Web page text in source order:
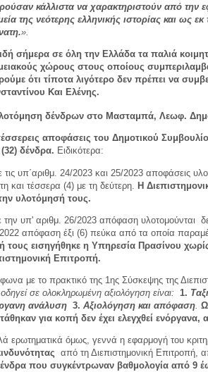
κάλλιστα να χαρακτηριστούν από την
της νεότερης ελληνικής ιστορίας και ως
».
σήμερα σε όλη την Ελλάδα τα παλιά
χώρους στους οποίους
ότι τίποτα λιγότερο δεν πρέπει να
Και Ελένης.
δένδρων στο Μασταμπά, Λεωφ.
αποφάσεις του Δημοτικού
δένδρα. Ειδικότερα:
τις υπ΄αριθμ. 24/2023 και 25/2023 αποφάσεις
και τέσσερα (4) με τη δεύτερη. Η
υλοτόμησή τους.
την υπ' αριθμ. 26/2023 απόφαση υλοτομούνται
απόφαση έξι (6) πεύκα από τα οποία
τους εισηγήθηκε η Υπηρεσία Πρασίνου
Επιτροπή.
με το πρακτικό της 1ης Σύσκεψης της
σε ολοκληρωμένη αξιολόγηση είναι:
1.
ανάλυση 3. Αξιολόγηση και απόφαση
για κοπή δεν έχει ελεγχθεί
ερωτηματικά όμως, γεννά η εφαρμογή του
από τη Διεπιστημονική Επιτροπή,
που συγκέντρωναν βαθμολογία από 9